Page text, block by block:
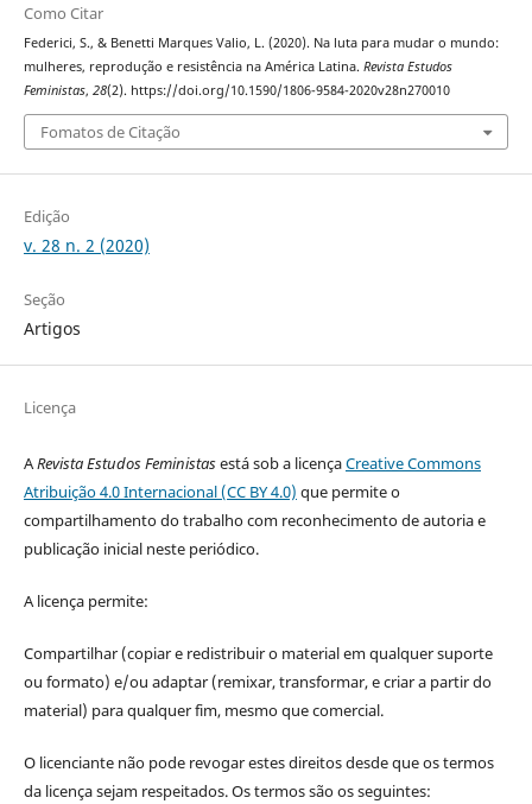
Como Citar
Federici, S., & Benetti Marques Valio, L. (2020). Na luta para mudar o mundo:
mulheres, reprodução e resistência na América Latina. Revista Estudos
Feministas, 28(2). https://doi.org/10.1590/1806-9584-2020v28n270010
Fomatos de Citação
Edição
v. 28 n. 2 (2020)
Seção
Artigos
Licença
ARevista Estudos Feministasestá sob a licençaCreative Commons
Atribuição 4.0 Internacional (CC BY 4.0) que permite o
compartilhamento do trabalho com reconhecimento de autoria e
publicação inicial neste periódico.
A licença permite:
Compartilhar (copiar e redistribuir o material em qualquer suporte
ou formato) e/ou adaptar (remixar, transformar, e criar a partir do
material) para qualquer fim, mesmo que comercial.
O licenciante não pode revogar estes direitos desde que os termos
da licença sejam respeitados. Os termos são os seguintes: